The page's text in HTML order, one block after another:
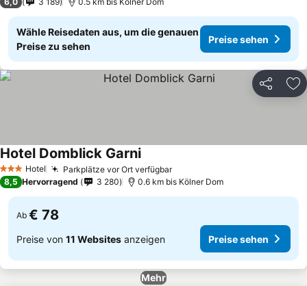
Wähle Reisedaten aus, um die genauen
Preise zu sehen
Preise sehen
Teilen
3 SterneHotel Parkplätze vor Ort verfügbarPreise sehen
Hotel Domblick GarniPreise sehen
8,5 Hervorragend 3 280 0.6 km bis Kölner Dom
Ab € 78
Preise von 11 Websites anzeigen Preise sehen
Mehr